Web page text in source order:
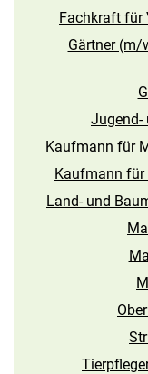
Fachkraft für
Gärtner (m/
Jugend-
Kaufmann für
Kaufmann
Land- und